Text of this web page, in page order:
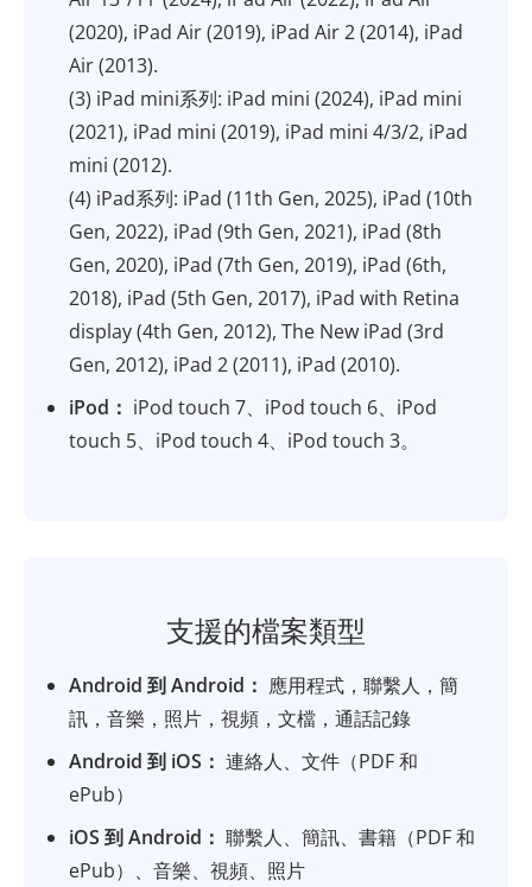
(2020), iPad Air (2019), iPad Air 2 (2014), iPad
Air (2013).
(3) iPad mini系列: iPad mini (2024), iPad mini
(2021), iPad mini (2019), iPad mini 4/3/2, iPad
mini (2012).
(4) iPad系列: iPad (11th Gen, 2025), iPad (10th
Gen, 2022), iPad (9th Gen, 2021), iPad (8th
Gen, 2020), iPad (7th Gen, 2019), iPad (6th,
2018), iPad (5th Gen, 2017), iPad with Retina
display (4th Gen, 2012), The New iPad (3rd
Gen, 2012), iPad 2 (2011), iPad (2010).
iPod： iPod touch 7、iPod touch 6、iPod
touch 5、iPod touch 4、iPod touch 3。
支援的檔案類型
Android 到 Android： 應用程式，聯繫人，簡
訊，音樂，照片，視頻，文檔，通話記錄
Android 到 iOS： 連絡人、文件（PDF 和
ePub）
iOS 到 Android： 聯繫人、簡訊、書籍（PDF 和
ePub）、音樂、視頻、照片